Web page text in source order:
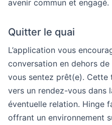
avenir commun et engagé.
Quitter le quai
L’application vous
conversation en dehors
vous sentez prêt(e). Cette
vers un rendez-vous dans
éventuelle relation. Hinge
offrant un environnement